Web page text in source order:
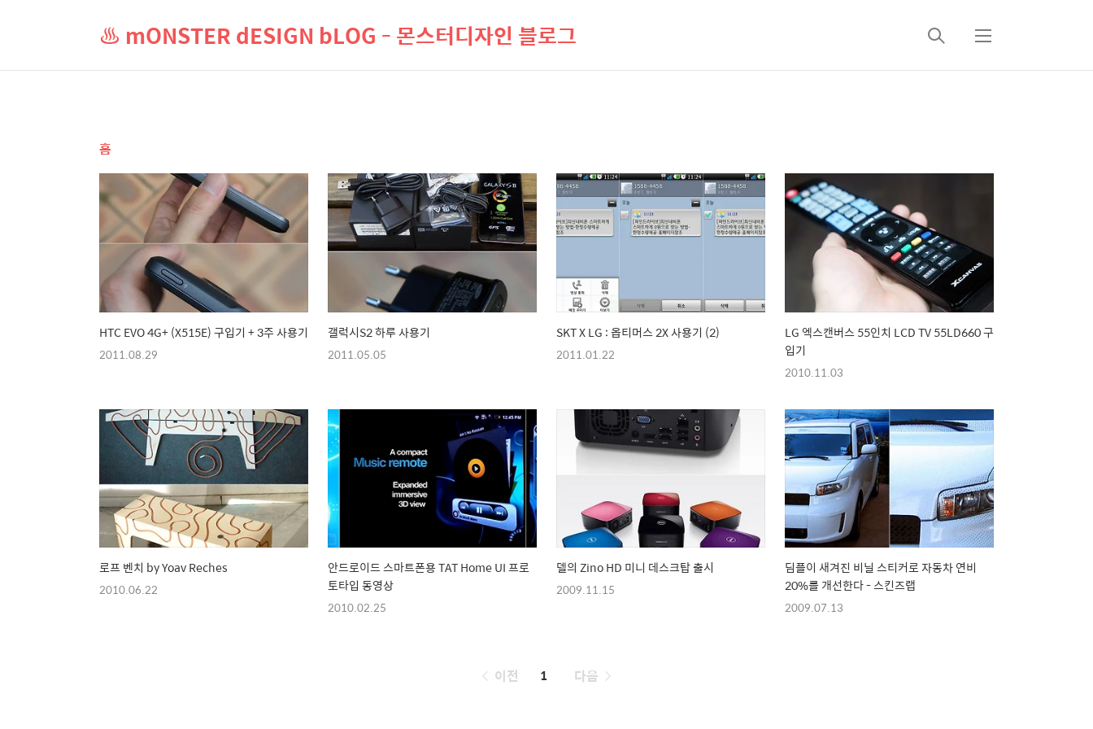
♨ mONSTER dESIGN bLOG - 몬스터디자인 블로그
검
메
홈
HTC EVO 4G+ (X515E) 구입기 + 3주 사용기
2011.08.29
갤럭시S2 하루 사용기
2011.05.05
SKT X LG : 옵티머스 2X 사용기 (2)
2011.01.22
LG 엑스캔버스 55인치 LCD TV 55LD660 구
입기
2010.11.03
로프 벤치 by Yoav Reches
2010.06.22
안드로이드 스마트폰용 TAT Home UI 프로
토타입 동영상
2010.02.25
델의 Zino HD 미니 데스크탑 출시
2009.11.15
딤플이 새겨진 비닐 스티커로 자동차 연비
20%를 개선한다 - 스킨즈랩
2009.07.13
페
이전 1 다음